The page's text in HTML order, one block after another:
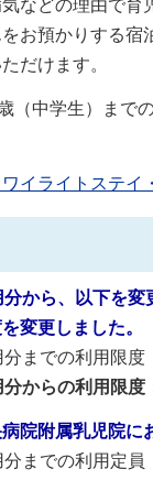
などの理由で育
お預かりする宿
だけます。
（中学生）まで
イライトステイ
から、以下を変
変更しました。
までの利用限度
からの利用限度
院附属乳児院に
までの利用定員